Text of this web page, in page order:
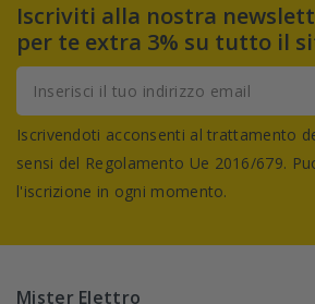
Iscriviti alla nostra
per te extra 3% su tutto il
Iscrivendoti acconsenti al trattamento
sensi del Regolamento Ue 2016/679.
l'iscrizione in ogni momento.
Mister Elettro